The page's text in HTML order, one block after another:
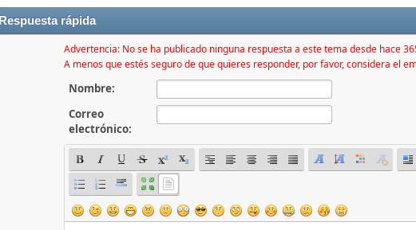
Respuesta rápida
Advertencia: No se ha publicado ninguna respuesta a este tema desde hace
A menos que estés seguro de que quieres responder, por favor, considera el
Nombre:
Correo
electrónico: